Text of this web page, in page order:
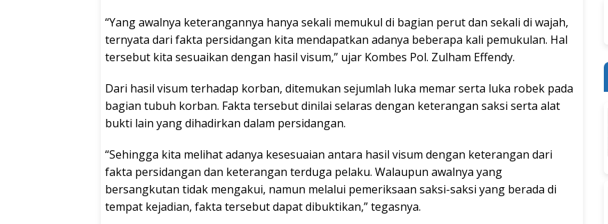
“Yang awalnya keterangannya hanya sekali memukul di bagian perut dan sekali di wajah,
ternyata dari fakta persidangan kita mendapatkan adanya beberapa kali pemukulan. Hal
tersebut kita sesuaikan dengan hasil visum,” ujar Kombes Pol. Zulham Effendy.
Dari hasil visum terhadap korban, ditemukan sejumlah luka memar serta luka robek pada
bagian tubuh korban. Fakta tersebut dinilai selaras dengan keterangan saksi serta alat
bukti lain yang dihadirkan dalam persidangan.
“Sehingga kita melihat adanya kesesuaian antara hasil visum dengan keterangan dari
fakta persidangan dan keterangan terduga pelaku. Walaupun awalnya yang
bersangkutan tidak mengakui, namun melalui pemeriksaan saksi-saksi yang berada di
tempat kejadian, fakta tersebut dapat dibuktikan,” tegasnya.